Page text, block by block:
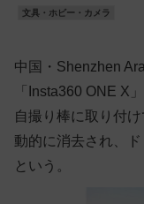
文具・ホビー・カメラ
中国・Shenzhen
「Insta360 ONE X
自撮り棒に取り付
動的に消去され、
という。